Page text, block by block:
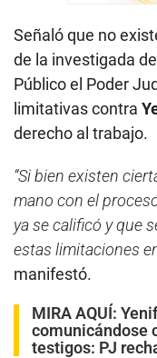
Señaló que no
de la investigada
Público el Poder
limitativas contra
derecho al trabajo.
“Si bien existen
mano con el
ya se calificó y que
estas limitaciones
manifestó.
MIRA AQUÍ:
comunicándose
testigos: PJ